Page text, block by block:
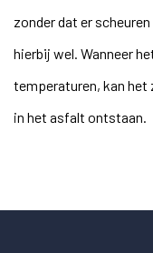
zonder dat er
hierbij wel. Wanneer
temperaturen, kan het
in het asfalt ontstaan.